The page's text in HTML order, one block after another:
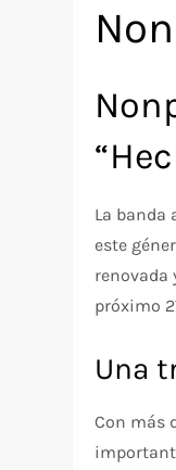
La banda
este
renovada
próximo
Una
Con más